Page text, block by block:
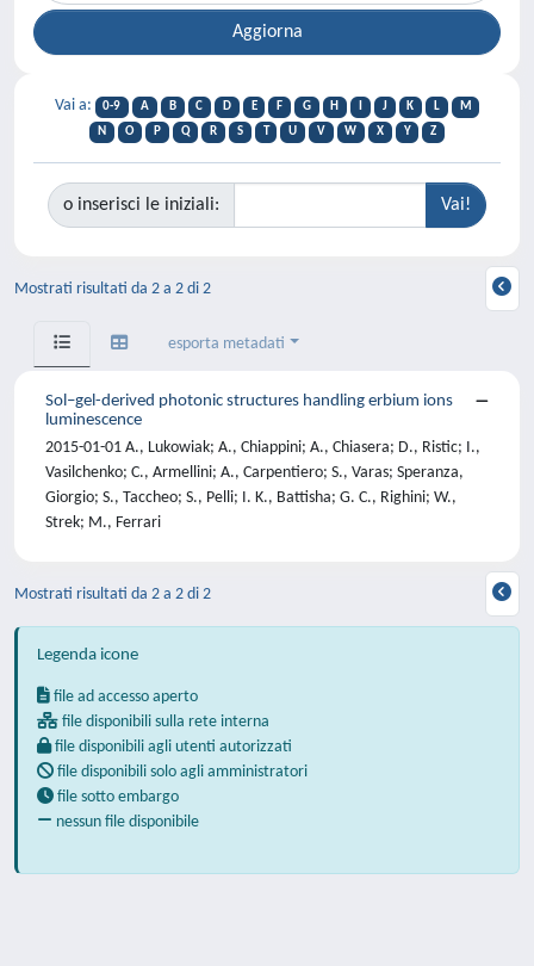
Vai a: 0-9 A B C D E F G H J K L
M
N
O P Q R S T U V W X Y Z
o inserisci le iniziali:
Mostrati risultati da 2 a 2 di 2
esporta metadati
Sol–gel-derived photonic structures handling erbium ions
luminescence
2015-01-01 A., Lukowiak; A., Chiappini; A., Chiasera; D., Ristic; I.,
Vasilchenko; C., Armellini; A., Carpentiero; S., Varas; Speranza,
Giorgio; S., Taccheo; S., Pelli; I. K., Battisha; G. C., Righini; W.,
Strek; M., Ferrari
Mostrati risultati da 2 a 2 di 2
Legenda icone
file ad accesso aperto
file disponibili sulla rete interna
file disponibili agli utenti autorizzati
file disponibili solo agli amministratori
file sotto embargo
nessun file disponibile